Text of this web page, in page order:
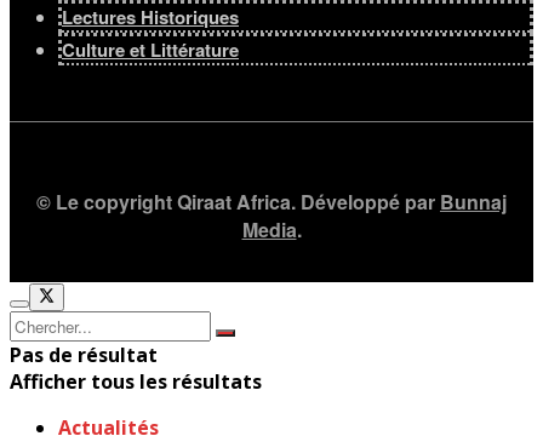
Lectures Historiques
Culture et Littérature
© Le copyright Qiraat Africa. Développé par Bunnaj
Media.
Pas de résultat
Afficher tous les résultats
Actualités